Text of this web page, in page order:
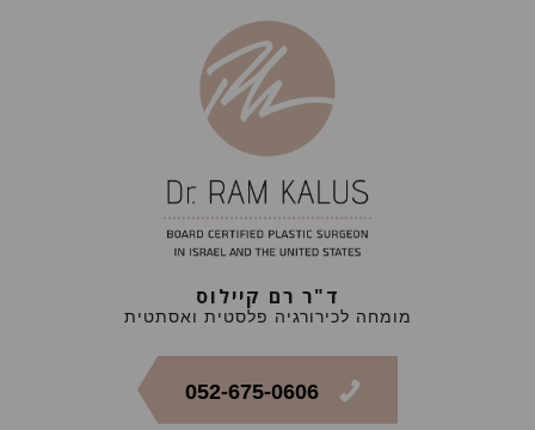
ד"ר רם קיילוס
מומחה לכירורגיה פלסטית ואסתטית
052-675-0606